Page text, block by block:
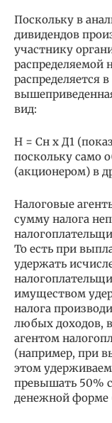
Поскольку в
дивидендов
участнику
распределяемой
распределяется
вид:
Н = Сн х Д1
поскольку само
(акционером) в
Налоговые
сумму налога
То есть при
удержать
имуществом
налога
любых доходов,
агентом
(например, при
этом
превышать 50%
денежной форме